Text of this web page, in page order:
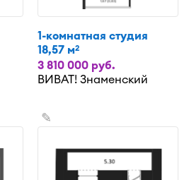
1-комнатная студия
18,57 м2
3 810 000 руб.
ВИВАТ! Знаменский
✎